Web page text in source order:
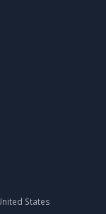
States